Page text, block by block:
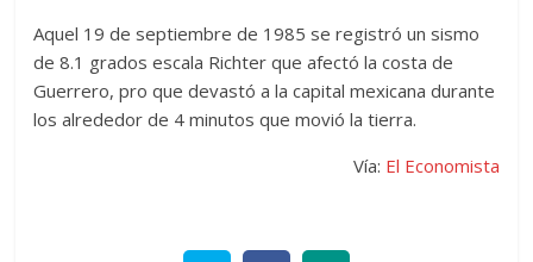
Aquel 19 de septiembre de 1985 se registró un sismo
de 8.1 grados escala Richter que afectó la costa de
Guerrero, pro que devastó a la capital mexicana durante
los alrededor de 4 minutos que movió la tierra.
Vía: El Economista